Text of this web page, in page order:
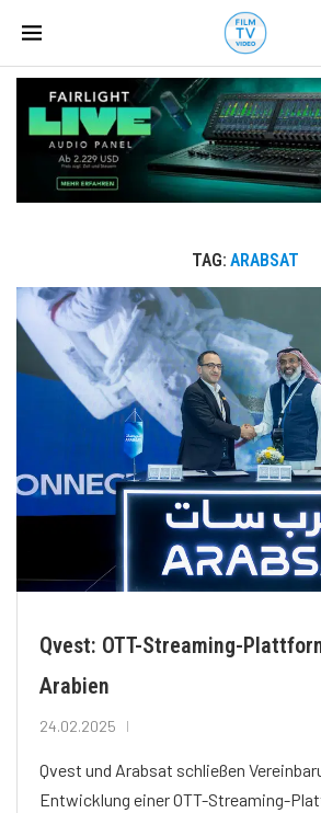
TAG: ARABSAT
Qvest: OTT-Streaming-
Arabien
24.02.2025
Qvest und Arabsat schließen
Entwicklung einer OTT-Streaming-